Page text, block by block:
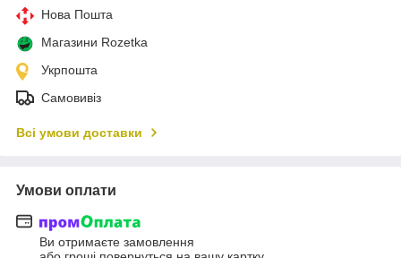
Нова Пошта
Магазини Rozetka
Укрпошта
Самовивіз
Всі умови доставки
Умови оплати
Ви отримаєте замовлення